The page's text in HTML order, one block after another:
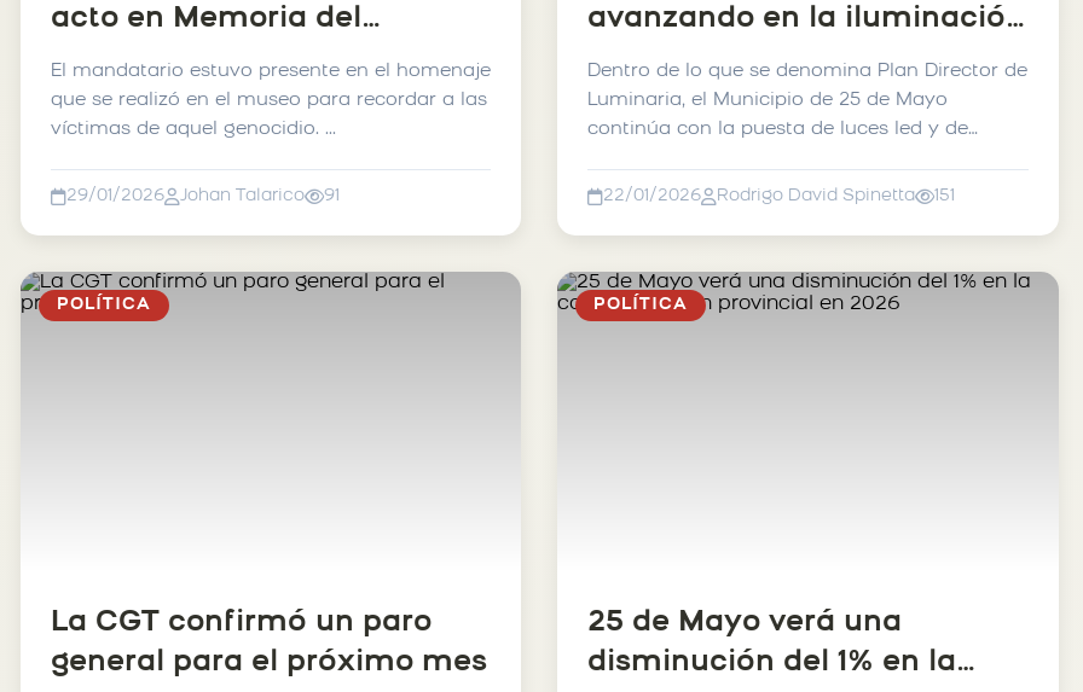
acto en Memoria del
Holocausto
El mandatario estuvo presente en el homenaje
que se realizó en el museo para recordar a las
víctimas de aquel genocidio. ...
29/01/2026 Johan Talarico 91
avanzando en la iluminación
de los accesos a Riestra.
Dentro de lo que se denomina Plan Director de
Luminaria, el Municipio de 25 de Mayo
continúa con la puesta de luces led y de
22/01/2026 Rodrigo David Spinetta 151
POLÍTICA
La CGT confirmó un paro
general para el próximo mes
POLÍTICA
25 de Mayo verá una
disminución del 1% en la